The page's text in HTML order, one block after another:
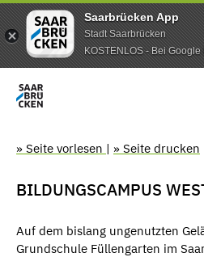
Saarbrücken App
Stadt Saarbrücken
KOSTENLOS - Bei Google
» Seite vorlesen | » Seite drucken
BILDUNGSCAMPUS
Auf dem bislang ungenutzten
Grundschule Füllengarten im